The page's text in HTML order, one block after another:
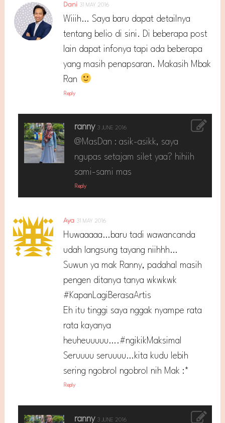
Dani 31 MAY 2016
Wiiih… Saya baru dapat detailnya
tentang belio di sini. Di beberapa post
lain dapat infonya tapi ada beberapa
yang masih penapsaran. Makasih Mbak
Ran
Reply
ranny 3 JUNE 2016
@MasDan : asik-asikk, saya
ngupas setajam silet yaa? hihiih
sami-sami mas
Reply
Aya 31 MAY 2016
Huwaaaaa…baru tadi wawancanda
udah langsung tayang niihhh…
Suwun ya mak Ranny, padahal masih
pengen ditanya tanya wkwkwk
#KapanLagiBerasaArtis
Eh itu tinggi saya nggak nyampe rata
rata kayanya
heuheuuuuu….#ngikikMaksimal
Seruuuu seruuuu…kita kudu lebih
sering ngobrol ngobrol nih Mak :*
Reply
ranny 3 JUNE 2016